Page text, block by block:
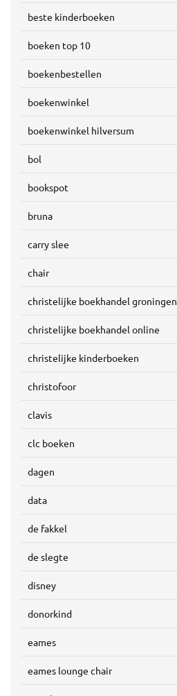
beste kinderboeken
boeken top 10
boekenbestellen
boekenwinkel
boekenwinkel hilversum
bol
bookspot
bruna
carry slee
chair
christelijke boekhandel groningen
christelijke boekhandel online
christelijke kinderboeken
christofoor
clavis
clc boeken
dagen
data
de fakkel
de slegte
disney
donorkind
eames
eames lounge chair